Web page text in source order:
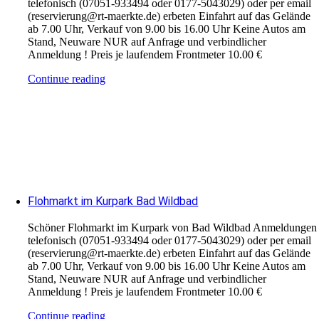
telefonisch (07051-933494 oder 0177-5043029) oder per email
(reservierung@rt-maerkte.de) erbeten Einfahrt auf das Gelände
ab 7.00 Uhr, Verkauf von 9.00 bis 16.00 Uhr Keine Autos am
Stand, Neuware NUR auf Anfrage und verbindlicher
Anmeldung ! Preis je laufendem Frontmeter 10.00 €
Continue reading
Flohmarkt im Kurpark Bad Wildbad
Schöner Flohmarkt im Kurpark von Bad Wildbad Anmeldungen
telefonisch (07051-933494 oder 0177-5043029) oder per email
(reservierung@rt-maerkte.de) erbeten Einfahrt auf das Gelände
ab 7.00 Uhr, Verkauf von 9.00 bis 16.00 Uhr Keine Autos am
Stand, Neuware NUR auf Anfrage und verbindlicher
Anmeldung ! Preis je laufendem Frontmeter 10.00 €
Continue reading